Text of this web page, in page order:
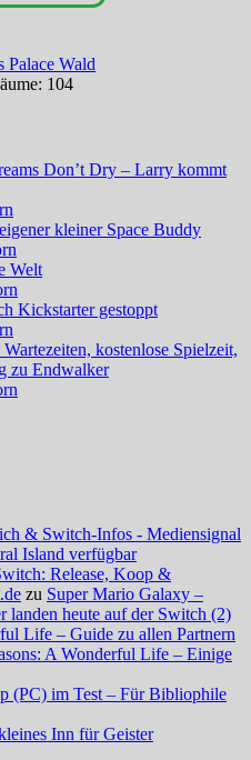
Palace Wald
104
Don’t Dry – Larry kommt
kleiner Space Buddy
Welt
Kickstarter gestoppt
kostenlose Spielzeit,
zu Endwalker
& Switch-Infos - Mediensignal
Island verfügbar
Release, Koop &
zu Super Mario Galaxy –
landen heute auf der Switch (2)
Life – Guide zu allen Partnern
A Wonderful Life – Einige
(PC) im Test – Für Bibliophile
Inn für Geister